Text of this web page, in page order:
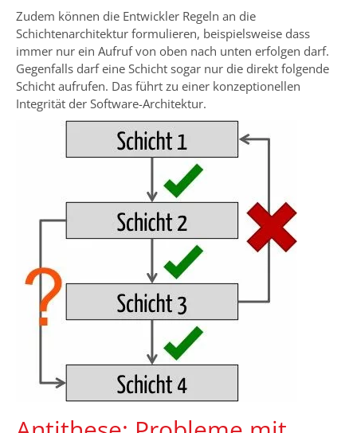
Zudem können die Entwickler Regeln an die
Schichtenarchitektur formulieren, beispielsweise dass
immer nur ein Aufruf von oben nach unten erfolgen darf.
Gegenfalls darf eine Schicht sogar nur die direkt folgende
Schicht aufrufen. Das führt zu einer konzeptionellen
Integrität der Software-Architektur.